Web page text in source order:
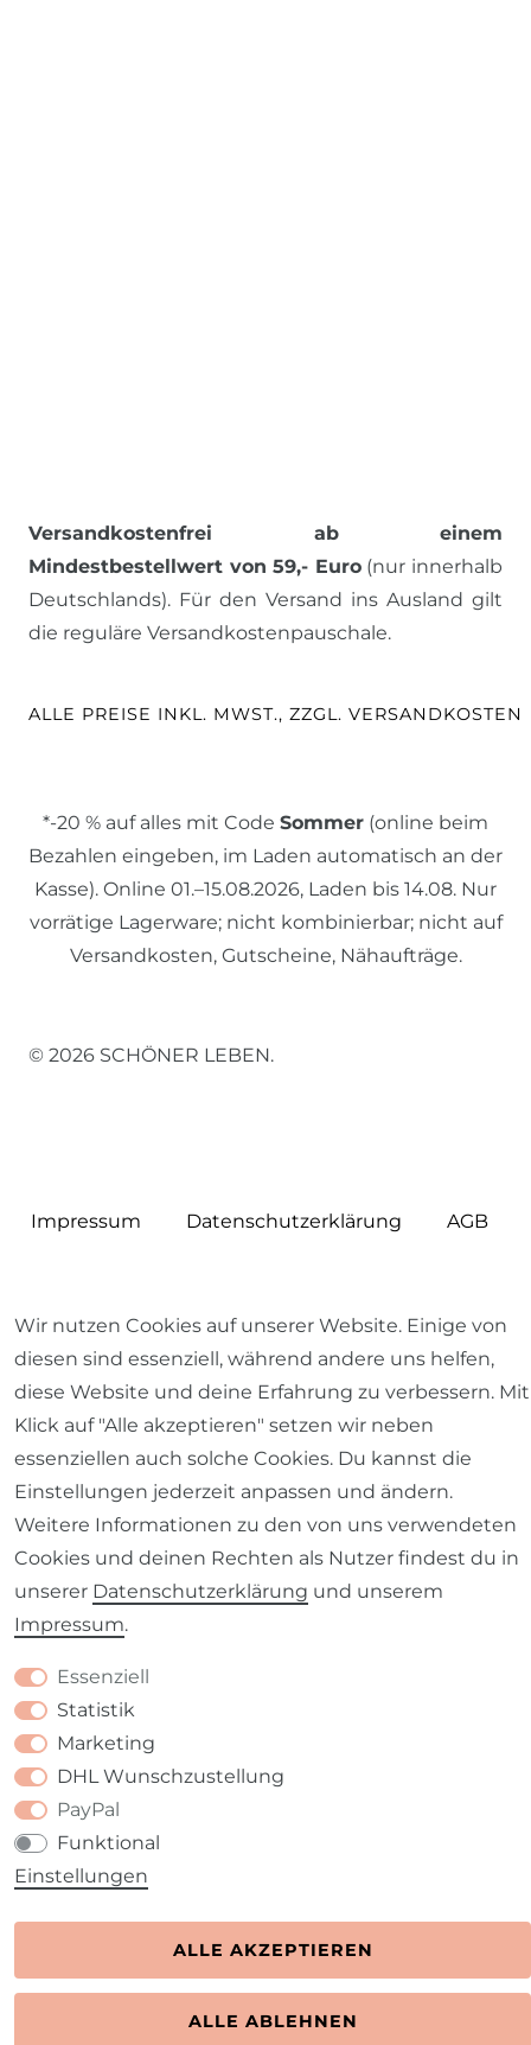
Versandkostenfrei ab einem
Mindestbestellwert von 59,- Euro(nur innerhalb
Deutschlands). Für den Versand ins Ausland gilt
die reguläre Versandkostenpauschale.
ALLE PREISE INKL. MWST., ZZGL. VERSANDKOSTEN
*-20 % auf alles mit Code Sommer (online beim
Bezahlen eingeben, im Laden automatisch an der
Kasse). Online 01.–15.08.2026, Laden bis 14.08. Nur
vorrätige Lagerware; nicht kombinierbar; nicht auf
Versandkosten, Gutscheine, Nähaufträge.
© 2026 SCHÖNER LEBEN.
Impressum Daten­schutz­erklärung AGB
Barrierefreiheitserklärung Widerrufs­recht
VERTRAG WIDERRUFEN Kontakt
Wir nutzen Cookies auf unserer Website. Einige von
diesen sind essenziell, während andere uns helfen,
diese Website und deine Erfahrung zu verbessern. Mit
Klick auf "Alle akzeptieren" setzen wir neben
essenziellen auch solche Cookies. Du kannst die
Einstellungen jederzeit anpassen und ändern.
Weitere Informationen zu den von uns verwendeten
Cookies und deinen Rechten als Nutzer findest du in
unserer Daten­schutz­erklärung und unserem
Impressum.
Essenziell
Statistik
Marketing
DHL Wunschzustellung
PayPal
Funktional
Einstellungen
ALLE AKZEPTIEREN
ALLE ABLEHNEN